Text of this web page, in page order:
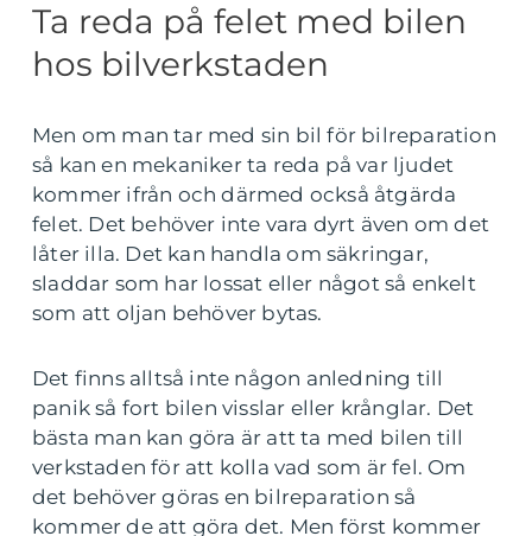
Ta reda på felet med bilen
hos bilverkstaden
Men om man tar med sin bil för bilreparation
så kan en mekaniker ta reda på var ljudet
kommer ifrån och därmed också åtgärda
felet. Det behöver inte vara dyrt även om det
låter illa. Det kan handla om säkringar,
sladdar som har lossat eller något så enkelt
som att oljan behöver bytas.
Det finns alltså inte någon anledning till
panik så fort bilen visslar eller krånglar. Det
bästa man kan göra är att ta med bilen till
verkstaden för att kolla vad som är fel. Om
det behöver göras en bilreparation så
kommer de att göra det. Men först kommer